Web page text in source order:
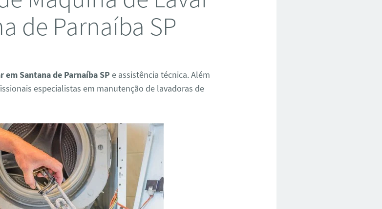
de Parnaíba SP
Santana de Parnaíba SP e assistência técnica. Além
especialistas em manutenção de lavadoras de